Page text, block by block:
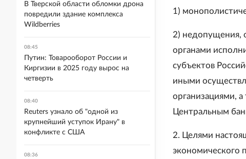
1)
2) недопущения,
органами
субъектов
иными
организациями,
Центральным
2. Целями
экономического
В Тверской области обломки дрона
повредили здание комплекса
Wildberries
08:45
Путин: Товарооборот России и
Киргизии в 2025 году вырос на
четверть
08:40
Reuters узнало об "одной из
крупнейший уступок Ирану" в
конфликте с США
08:36